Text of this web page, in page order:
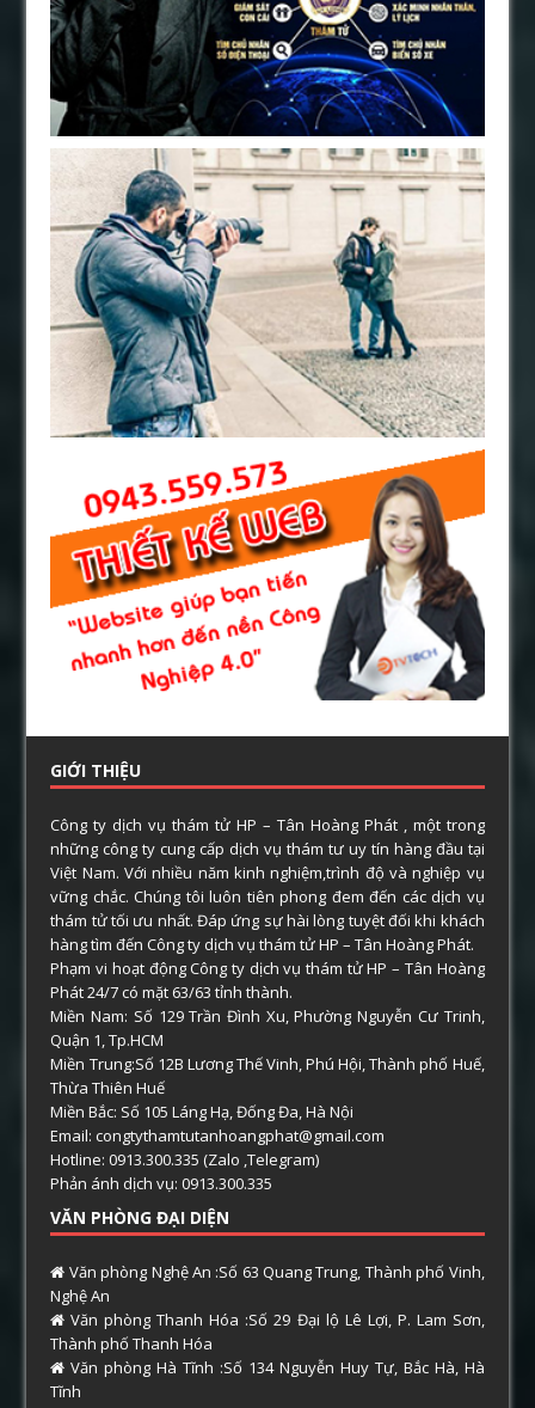
GIỚI THIỆU
Công ty dịch vụ thám tử HP – Tân Hoàng Phát , một trong
những công ty cung cấp dịch vụ thám tư uy tín hàng đầu tại
Việt Nam. Với nhiều năm kinh nghiệm,trình độ và nghiệp vụ
vững chắc. Chúng tôi luôn tiên phong đem đến các dịch vụ
thám tử tối ưu nhất. Đáp ứng sự hài lòng tuyệt đối khi khách
hàng tìm đến Công ty dịch vụ thám tử HP – Tân Hoàng Phát.
Phạm vi hoạt động Công ty dịch vụ thám tử HP – Tân Hoàng
Phát 24/7 có mặt 63/63 tỉnh thành.
Miền Nam: Số 129 Trần Đình Xu, Phường Nguyễn Cư Trinh,
Quận 1, Tp.HCM
Miền Trung:Số 12B Lương Thế Vinh, Phú Hội, Thành phố Huế,
Thừa Thiên Huế
Miền Bắc: Số 105 Láng Hạ, Đống Đa, Hà Nội
Email: congtythamtutanhoangphat@gmail.com
Hotline: 0913.300.335 (Zalo ,Telegram)
Phản ánh dịch vụ: 0913.300.335
VĂN PHÒNG ĐẠI DIỆN
Văn phòng Nghệ An :Số 63 Quang Trung, Thành phố Vinh,
Nghệ An
Văn phòng Thanh Hóa :Số 29 Đại lộ Lê Lợi, P. Lam Sơn,
Thành phố Thanh Hóa
Văn phòng Hà Tĩnh :Số 134 Nguyễn Huy Tự, Bắc Hà, Hà
Tĩnh